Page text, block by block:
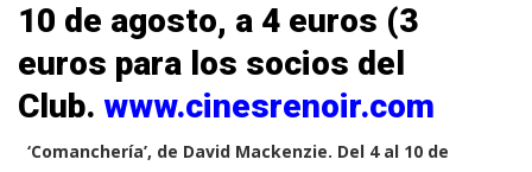
10 de agosto, a 4 euros (3
euros para los socios del
Club. www.cinesrenoir.com
‘Comanchería’, de David Mackenzie. Del 4 al 10 de